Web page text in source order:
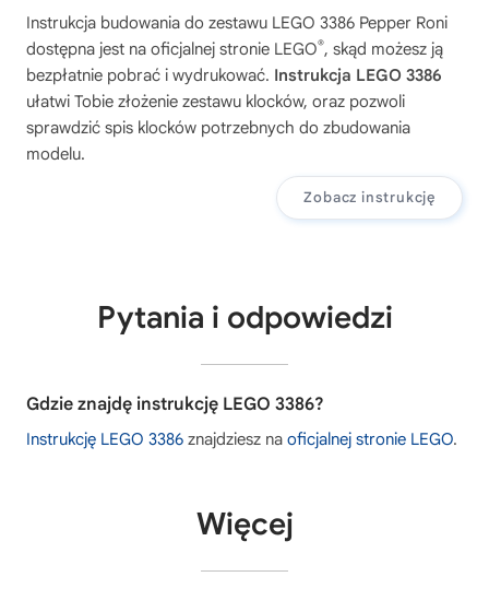
Instrukcja budowania do zestawu LEGO 3386 Pepper Roni
dostępna jest na oficjalnej stronie LEGO®, skąd możesz ją
bezpłatnie pobrać i wydrukować. Instrukcja LEGO 3386
ułatwi Tobie złożenie zestawu klocków, oraz pozwoli
sprawdzić spis klocków potrzebnych do zbudowania
modelu.
Zobacz instrukcję
Pytania i odpowiedzi
Gdzie znajdę instrukcję LEGO 3386?
Instrukcję LEGO 3386 znajdziesz na oficjalnej stronie LEGO.
Więcej